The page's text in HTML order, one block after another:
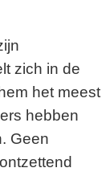
zich in de
het meest
hebben
Geen